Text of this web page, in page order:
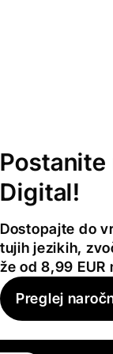
Digital!
Dostopajte do
tujih jezikih,
že od 8,99 EUR
Preglej